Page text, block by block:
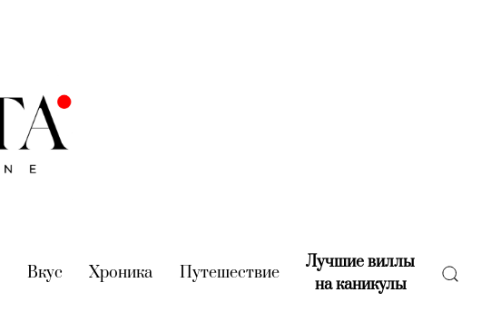
(current)
Вкус (current)
Хроника (current)
Путешествие(current)
Лучшие виллы
на каникулы(current)